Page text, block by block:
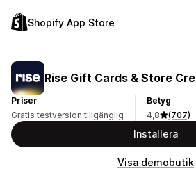
Shopify App Store
Rise Gift Cards & Store
Priser
Gratis testversion tillgänglig
Betyg
4,8
(707)
Installera
Visa demobutik